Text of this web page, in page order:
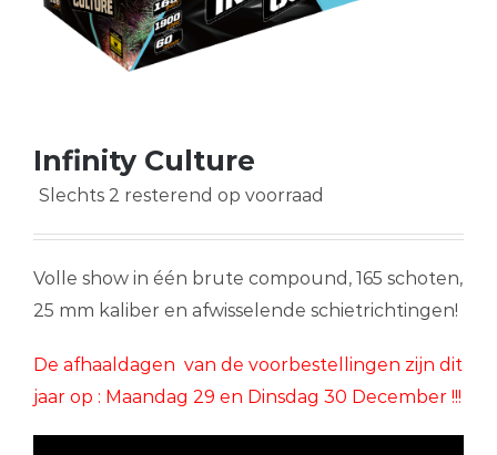
Infinity Culture
Slechts 2 resterend op voorraad
Volle show in één brute compound, 165 schoten,
25 mm kaliber en afwisselende schietrichtingen!
De afhaaldagen van de voorbestellingen zijn dit
jaar op : Maandag 29 en Dinsdag 30 December !!!